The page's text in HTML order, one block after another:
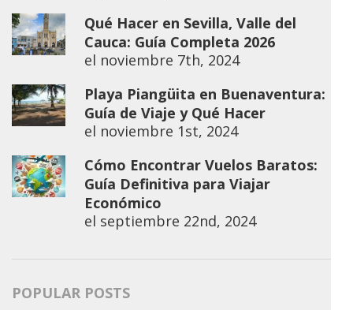
Qué Hacer en Sevilla, Valle del
Cauca: Guía Completa 2026
el noviembre 7th, 2024
Playa Piangüita en Buenaventura:
Guía de Viaje y Qué Hacer
el noviembre 1st, 2024
Cómo Encontrar Vuelos Baratos:
Guía Definitiva para Viajar
Económico
el septiembre 22nd, 2024
POPULAR POSTS